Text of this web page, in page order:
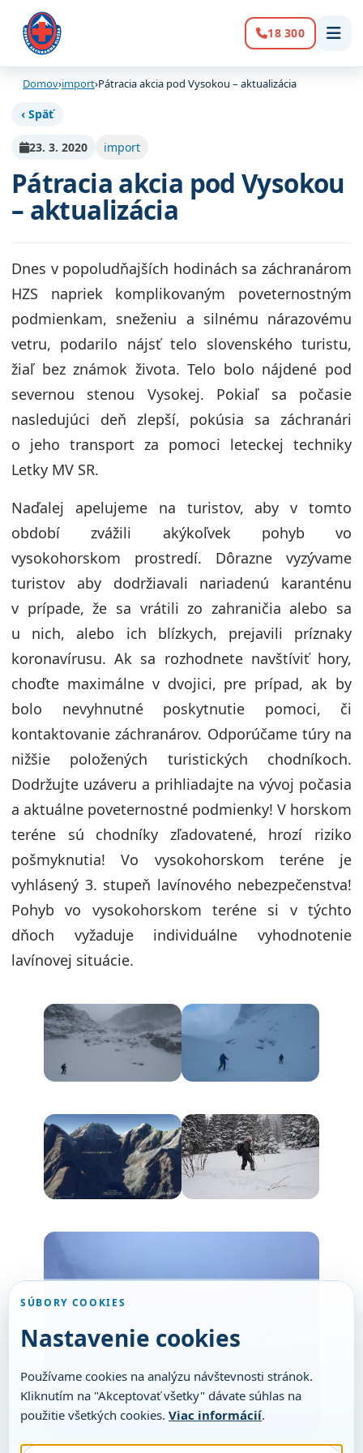
Volanie:
18 300
Domov›import›Pátracia akcia pod Vysokou – aktualizácia
‹ Späť
23. 3. 2020 import
Pátracia akcia pod Vysokou
– aktualizácia
Dnes v popoludňajších hodinách sa záchranárom
HZS napriek komplikovaným poveternostným
podmienkam, sneženiu a silnému nárazovému
vetru, podarilo nájsť telo slovenského turistu,
žiaľ bez známok života. Telo bolo nájdené pod
severnou stenou Vysokej. Pokiaľ sa počasie
nasledujúci deň zlepší, pokúsia sa záchranári
o jeho transport za pomoci leteckej techniky
Letky MV SR.
Naďalej apelujeme na turistov, aby v tomto
období zvážili akýkoľvek pohyb vo
vysokohorskom prostredí. Dôrazne vyzývame
turistov aby dodržiavali nariadenú karanténu
v prípade, že sa vrátili zo zahraničia alebo sa
u nich, alebo ich blízkych, prejavili príznaky
koronavírusu. Ak sa rozhodnete navštíviť hory,
choďte maximálne v dvojici, pre prípad, ak by
bolo nevyhnutné poskytnutie pomoci, či
kontaktovanie záchranárov. Odporúčame túry na
nižšie položených turistických chodníkoch.
Dodržujte uzáveru a prihliadajte na vývoj počasia
a aktuálne poveternostné podmienky! V horskom
teréne sú chodníky zľadovatené, hrozí riziko
pošmyknutia! Vo vysokohorskom teréne je
vyhlásený 3. stupeň lavínového nebezpečenstva!
Pohyb vo vysokohorskom teréne si v týchto
dňoch vyžaduje individuálne vyhodnotenie
lavínovej situácie.
SÚBORY COOKIES
Nastavenie cookies
Používame cookies na analýzu návštevnosti stránok.
Kliknutím na "Akceptovať všetky" dávate súhlas na
použitie všetkých cookies. Viac informácií.